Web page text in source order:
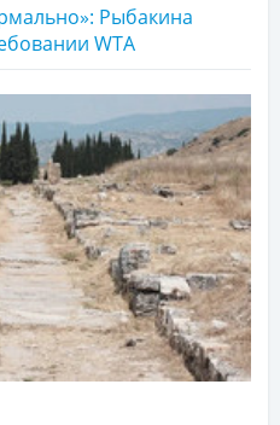
Рыбакина
WTA